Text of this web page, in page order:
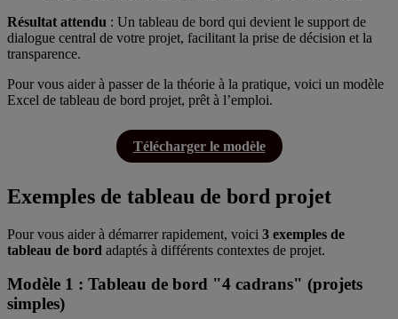
Résultat attendu : Un tableau de bord qui devient le support de
dialogue central de votre projet, facilitant la prise de décision et la
transparence.
Pour vous aider à passer de la théorie à la pratique, voici un modèle
Excel de tableau de bord projet, prêt à l’emploi.
Télécharger le modèle
Exemples de tableau de bord projet
Pour vous aider à démarrer rapidement, voici 3 exemples de
tableau de bord adaptés à différents contextes de projet.
Modèle 1 : Tableau de bord "4 cadrans" (projets
simples)